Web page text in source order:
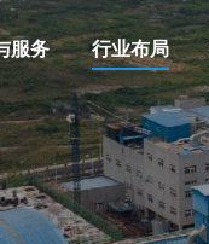
服务 行业布局